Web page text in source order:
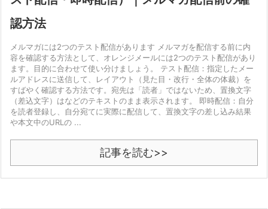
認方法
メルマガには2つのテスト配信があります メルマガを配信する前に内
容を確認する方法として、オレンジメールには2つのテスト配信があり
ます。目的に合わせて使い分けましょう。 テスト配信：指定したメー
ルアドレスに送信して、レイアウト（見た目・改行・全体の体裁）を
すばやく確認する方法です。宛先は「読者」ではないため、置換文字
（差込文字）はなどのテキストのまま表示されます。 即時配信：自分
を読者登録し、自分宛てに実際に配信して、置換文字の差し込み結果
や本文中のURLの ...
記事を読む>>